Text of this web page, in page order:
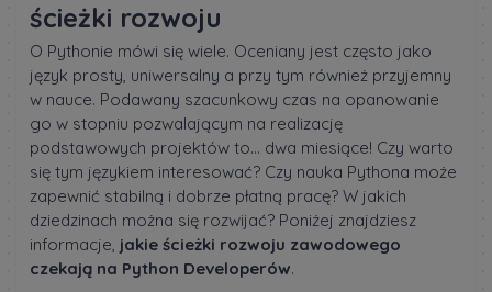
ścieżki rozwoju
O Pythonie mówi się wiele. Oceniany jest często jako
język prosty, uniwersalny a przy tym również przyjemny
w nauce. Podawany szacunkowy czas na opanowanie
go w stopniu pozwalającym na realizację
podstawowych projektów to… dwa miesiące! Czy warto
się tym językiem interesować? Czy nauka Pythona może
zapewnić stabilną i dobrze płatną pracę? W jakich
dziedzinach można się rozwijać? Poniżej znajdziesz
informacje, jakie ścieżki rozwoju zawodowego
czekają na Python Developerów.